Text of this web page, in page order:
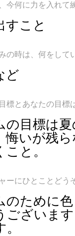
今何に力を入れて
すこと
の時は、何をして
ど
標とあなたの目標
の目標は
悔いが残
こと。
ーにひとことどう
のために
ございま